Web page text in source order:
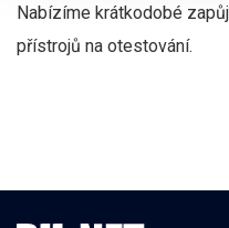
Nabízíme krátkodobé
přístrojů na otestování.